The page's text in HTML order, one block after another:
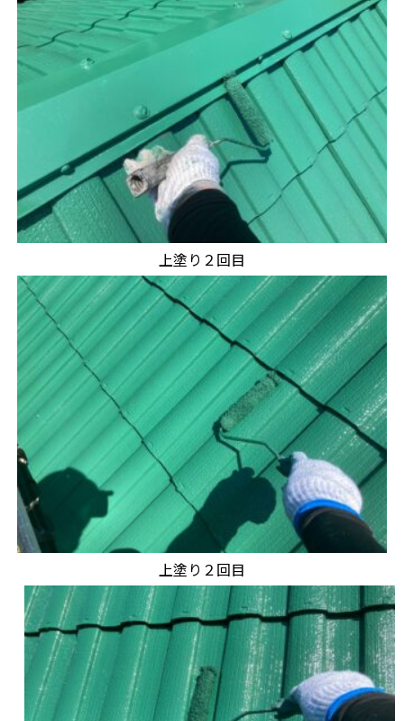
上塗り２回目
上塗り２回目